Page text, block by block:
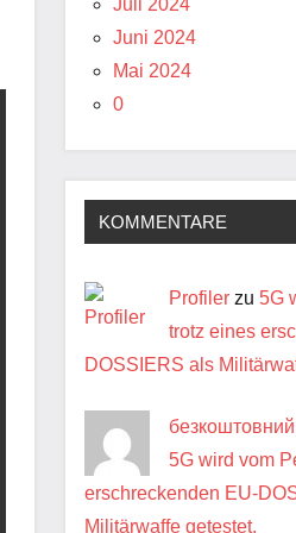
Juni 2024
Mai 2024
0
KOMMENTARE
Profiler zu 5G
trotz eines
DOSSIERS als
5G wird vom
erschreckenden EU-
Militärwaffe getestet.